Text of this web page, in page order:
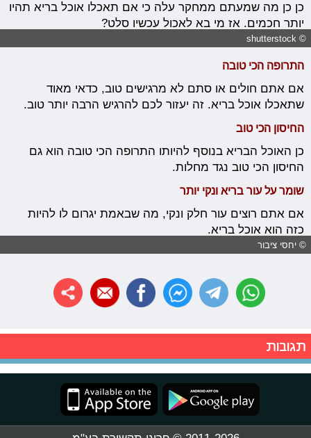
כן כן מה שמעתם ממחקר עלה כי אם תאכלו אוכל בריא תהיו
יותר חכמים. אז מי בא לאכול עכשיו סלט?
© shutterstock
התרופה הכי טובה
אם אתם חולים או סתם לא מרגישים טוב, כדאי מאוד
שתאכלו אוכל בריא. זה יעזור לכם להרגיש הרבה יותר טוב.
החיסון הכי טוב
כן האוכל הבריא בנוסף להיותו התרופה הכי טובה הוא גם
החיסון הכי טוב נגד מחלות.
שומר על עור בריא ונקי יותר
אם אתם רוצים עור חלק ונקי, מה שבאמת יגרום לו להיות
כזה הוא אוכל בריא.
© יחסי ציבור
תגובות